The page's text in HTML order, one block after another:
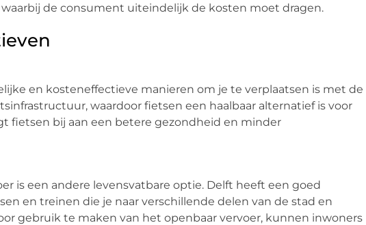
de consument uiteindelijk de kosten moet dragen.
en kosteneffectieve manieren om je te verplaatsen is met de
waardoor fietsen een haalbaar alternatief is voor
fietsen bij aan een betere gezondheid en minder
is een andere levensvatbare optie. Delft heeft een goed
en treinen die je naar verschillende delen van de stad en
gebruik te maken van het openbaar vervoer, kunnen inwoners